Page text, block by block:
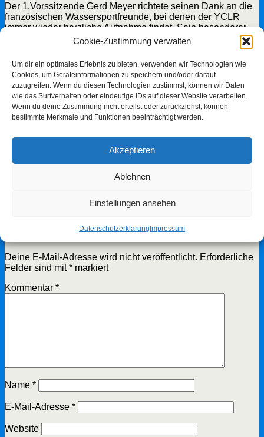
Cookie-Zustimmung verwalten
Um dir ein optimales Erlebnis zu bieten, verwenden wir Technologien wie
Cookies, um Geräteinformationen zu speichern und/oder darauf
zuzugreifen. Wenn du diesen Technologien zustimmst, können wir Daten
wie das Surfverhalten oder eindeutige IDs auf dieser Website verarbeiten.
Wenn du deine Zustimmung nicht erteilst oder zurückziehst, können
bestimmte Merkmale und Funktionen beeinträchtigt werden.
Akzeptieren
Ablehnen
Einstellungen ansehen
DatenschutzerklärungImpressum
Der 1.Vorssitzende Gerd Meyer richtete seinen Dank an die
französischen Wassersportfreunde, bei denen der YCLR
immer wieder herzliche Aufnahme findet. Sein besonderer
Dank galt Bertold Damm sowie allen Helfern und natürlich
auch dem Shantychor. Die gut besuchte Péniche nutzte er
gleichzeitig, um auf die kommenden Veranstaltungen
hinzuweisen, darunter besonders das anstehende
Regattawochenende am 15./16.Oktober sowie das
Flammenkuchenessen am 29.Oktober und den auf den
19.November verschobenen Herbst-Winter-Hock im
Clubgelände. Darüber hinaus informierte er die anwesenden
Mitglieder über die aktuellen Bemühungen, die Péniche
soll, welche dann in einer zeitnah stattfindenden,
außerordentlichen Mitglieder Versammlung zur Abstimmung
Lahrer Herbst-Pokal
Schreibe einen Kommentar
Deine E-Mail-Adresse wird nicht veröffentlicht. Erforderliche
Felder sind mit* markiert
Kommentar *
Name *
E-Mail-Adresse *
Website